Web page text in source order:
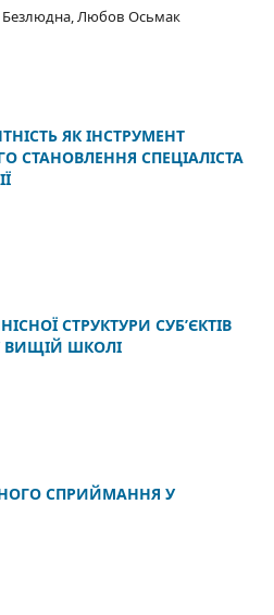
Безлюдна, Любов Осьмак
ЯК ІНСТРУМЕНТ
СТАНОВЛЕННЯ СПЕЦІАЛІСТА
СТРУКТУРИ СУБ’ЄКТІВ
ВИЩІЙ ШКОЛІ
СПРИЙМАННЯ У